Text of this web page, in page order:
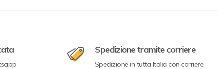
Spedizione tramite corriere
Spedizione in tutta Italia con corriere